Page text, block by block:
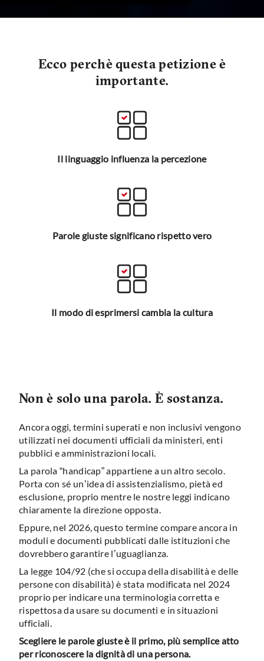
Ecco perchè questa petizione è
importante.
Il linguaggio influenza la percezione
Parole giuste significano rispetto vero
Il modo di esprimersi cambia la cultura
Non è solo una parola. È sostanza.
Ancora oggi, termini superati e non inclusivi vengono
utilizzati nei documenti ufficiali da ministeri, enti
pubblici e amministrazioni locali.
La parola “handicap” appartiene a un altro secolo.
Porta con sé un’idea di assistenzialismo, pietà ed
esclusione, proprio mentre le nostre leggi indicano
chiaramente la direzione opposta.
Eppure, nel 2026, questo termine compare ancora in
moduli e documenti pubblicati dalle istituzioni che
dovrebbero garantire l’uguaglianza.
La legge 104/92 (che si occupa della disabilità e delle
persone con disabilità) è stata modificata nel 2024
proprio per indicare una terminologia corretta e
rispettosa da usare su documenti e in situazioni
ufficiali.
Scegliere le parole giuste è il primo, più semplice atto
per riconoscere la dignità di una persona.